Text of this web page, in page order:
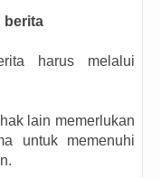
berita
harus melalui
lain memerlukan
untuk memenuhi